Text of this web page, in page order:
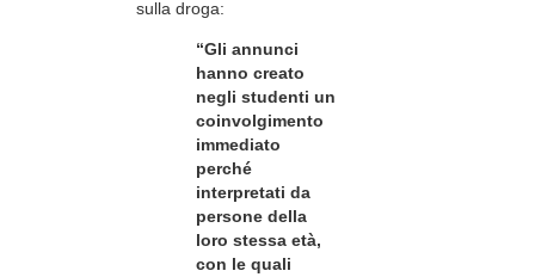
sulla droga:
“Gli annunci
hanno creato
negli studenti un
coinvolgimento
immediato
perché
interpretati da
persone della
loro stessa età,
con le quali